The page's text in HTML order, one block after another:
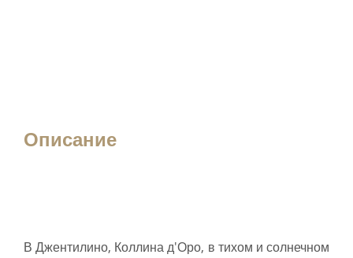
Описание
В Джентилино, Коллина д'Оро, в тихом и солнечном